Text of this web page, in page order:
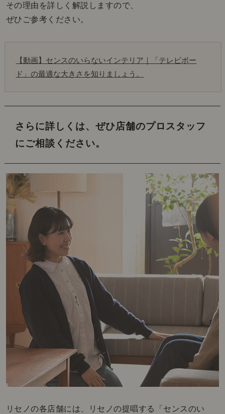
その理由を詳しく解説しますので、
ぜひご参考ください。
【動画】センスのいらないインテリア｜「テレビボー
ド」の最適な大きさを知りましょう。
さらに詳しくは、ぜひ店舗のプロスタッフ
にご相談ください。
リセノの各店舗には、リセノの提唱する「センスのい